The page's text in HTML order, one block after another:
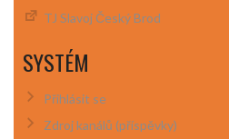
TJ Slavoj Český Brod
SYSTÉM
Přihlásit se
Zdroj kanálů (příspěvky)